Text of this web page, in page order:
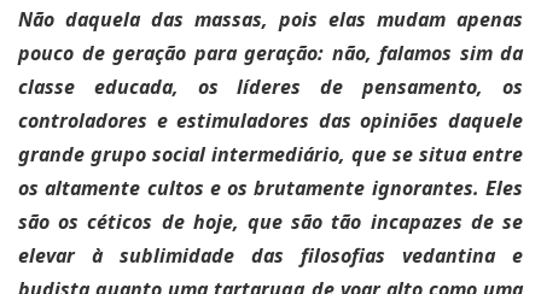
Não daquela das massas, pois elas mudam apenas
pouco de geração para geração: não, falamos sim da
classe educada, os líderes de pensamento, os
controladores e estimuladores das opiniões daquele
grande grupo social intermediário, que se situa entre
os altamente cultos e os brutamente ignorantes. Eles
são os céticos de hoje, que são tão incapazes de se
elevar à sublimidade das filosofias vedantina e